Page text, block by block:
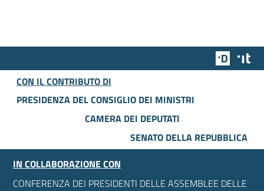
Team
CON IL CONTRIBUTO DI
PRESIDENZA DEL CONSIGLIO DEI MINISTRI
CAMERA DEI DEPUTATI
SENATO DELLA REPUBBLICA
IN COLLABORAZIONE CON
CONFERENZA DEI PRESIDENTI DELLE ASSEMBLEE DELLE